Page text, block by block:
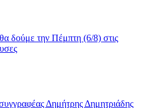
δούμε την Πέμπτη (6/8) στις
Δημήτρης Δημητριάδης